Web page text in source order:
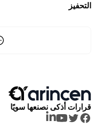
التحفيز
قرارات أذكى نصنعها سويًا
Facebook
Twitter
Youtube
LinkedIn